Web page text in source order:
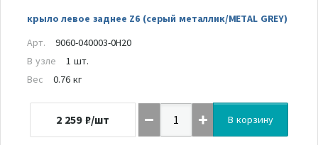
крыло левое заднее Z6 (серый металлик/METAL GREY)
Арт.
9060-040003-0H20
В узле
1 шт.
Вес
0.76 кг
2 259 ₽/шт В корзину